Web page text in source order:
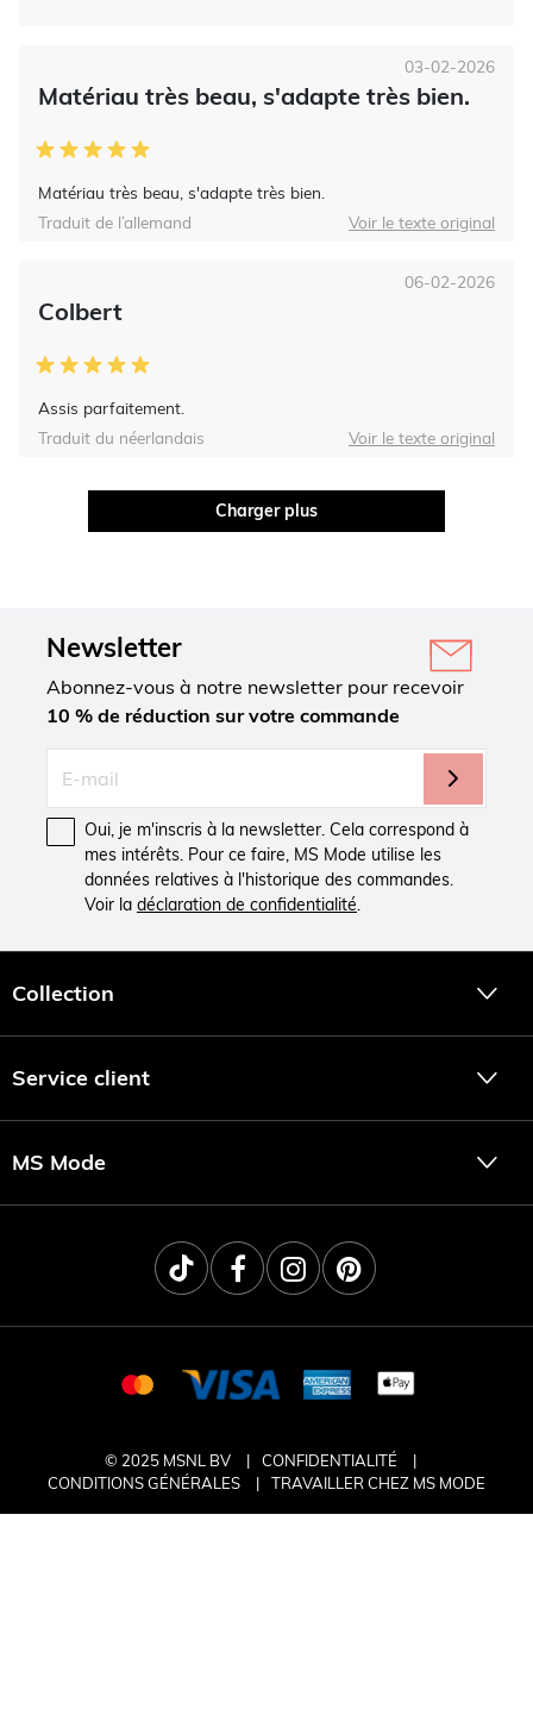
Matériau très beau, s'adapte très bien.
Matériau très beau, s'adapte très bien.
03-02-2026
Traduit de l’allemand Voir le texte original
Colbert
Assis parfaitement.
06-02-2026
Traduit du néerlandais Voir le texte original
Charger plus
Newsletter
Abonnez-vous à notre newsletter pour recevoir
10 % de réduction sur votre commande
Oui, je m'inscris à la newsletter. Cela correspond à
mes intérêts. Pour ce faire, MS Mode utilise les
données relatives à l'historique des commandes.
Voir la déclaration de confidentialité.
Collection
Service client
MS Mode
© 2025 MSNL BV
CONFIDENTIALITÉ
CONDITIONS GÉNÉRALES
TRAVAILLER CHEZ MS MODE